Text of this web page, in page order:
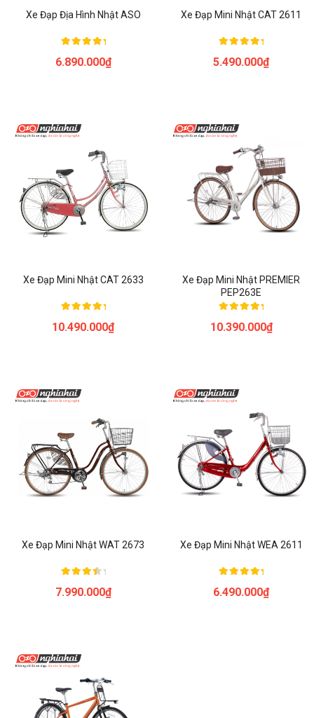
Xe Đạp Địa Hình Nhật ASO
hạng
6.890.000₫
Xe Đạp Mini Nhật CAT 2611
hạng
5.490.000₫
Xe Đạp Mini Nhật CAT 2633
hạng
10.490.000₫
Xe Đạp Mini Nhật PREMIER
PEP263E
hạng
10.390.000₫
Xe Đạp Mini Nhật WAT 2673
xếp
7.990.000₫
Xe Đạp Mini Nhật WEA 2611
hạng
6.490.000₫